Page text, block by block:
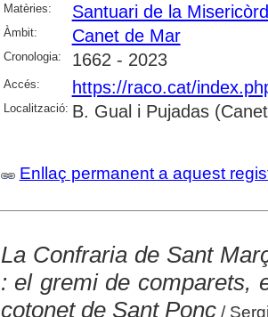
Matèries:
Santuari de la
Àmbit: Canet de Mar
Cronologia: 1662 - 2023
Accés: https://raco.cat/
Localització: B. Gual i Pujadas
Enllaç permanent a aquest
La Confraria de Sant
: el gremi de comparets,
cotonet de Sant Ponç/